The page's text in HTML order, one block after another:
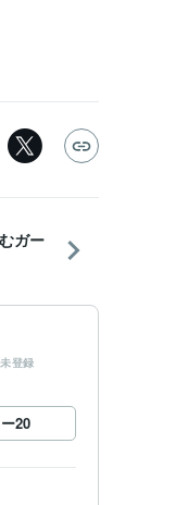
ガー
未登録
20